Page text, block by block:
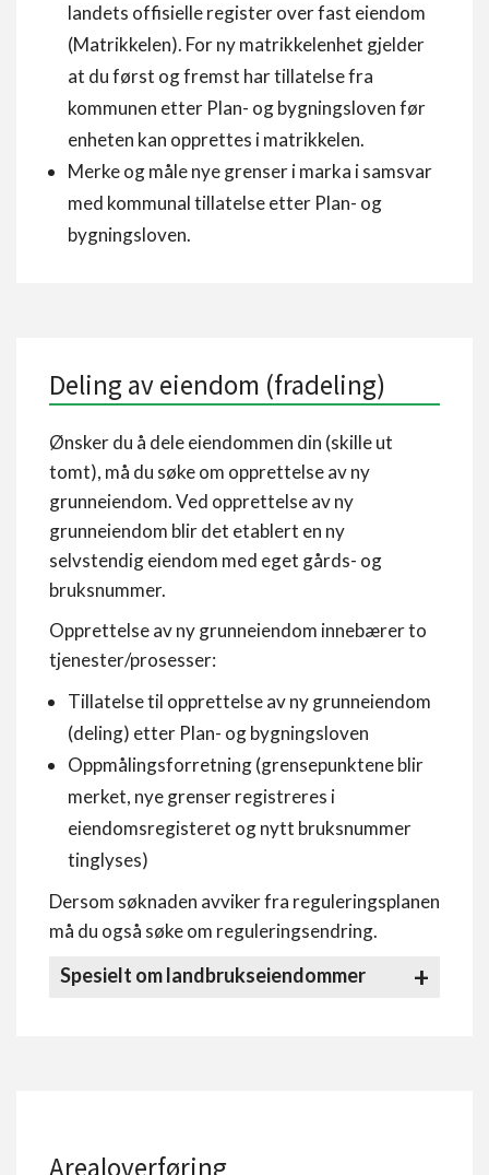
landets offisielle register over fast eiendom
(Matrikkelen). For ny matrikkelenhet gjelder
at du først og fremst har tillatelse fra
kommunen etter Plan- og bygningsloven før
enheten kan opprettes i matrikkelen.
Merke og måle nye grenser i marka i samsvar
med kommunal tillatelse etter Plan- og
bygningsloven.
Deling av eiendom (fradeling)
Ønsker du å dele eiendommen din (skille ut
tomt), må du søke om opprettelse av ny
grunneiendom. Ved opprettelse av ny
grunneiendom blir det etablert en ny
selvstendig eiendom med eget gårds- og
bruksnummer.
Opprettelse av ny grunneiendom innebærer to
tjenester/prosesser:
Tillatelse til opprettelse av ny grunneiendom
(deling) etter Plan- og bygningsloven
Oppmålingsforretning (grensepunktene blir
merket, nye grenser registreres i
eiendomsregisteret og nytt bruksnummer
tinglyses)
Dersom søknaden avviker fra reguleringsplanen
må du også søke om reguleringsendring.
Spesielt om landbrukseiendommer
Arealoverføring